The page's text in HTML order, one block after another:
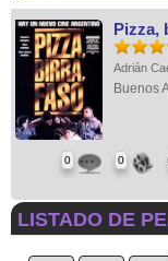
Pizza,
Adrián
Buenos
0 0
LISTADO DE